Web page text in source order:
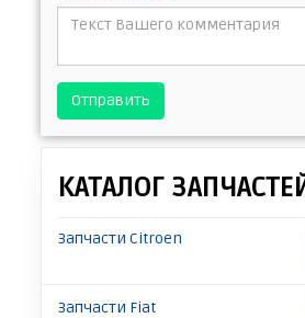
Отправить
КАТАЛОГ
Запчасти Citroen
Запчасти Fiat